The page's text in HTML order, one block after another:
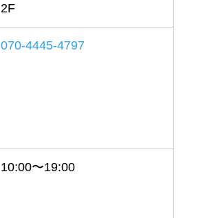
2F
070-4445-4797
10:00〜19:00